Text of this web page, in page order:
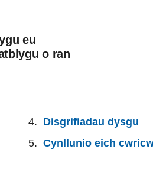
eu
o ran
Disgrifiadau dysgu
Cynllunio eich